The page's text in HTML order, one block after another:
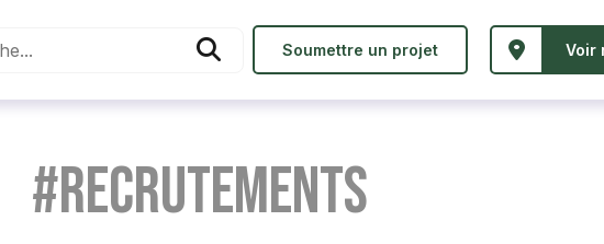
Soumettre un projet Voir
#Recrutements